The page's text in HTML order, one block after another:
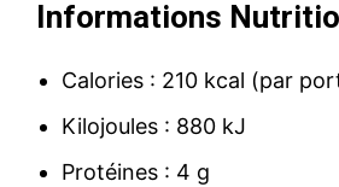
Informations
Calories : 210 kcal (par
Kilojoules : 880 kJ
Protéines : 4 g